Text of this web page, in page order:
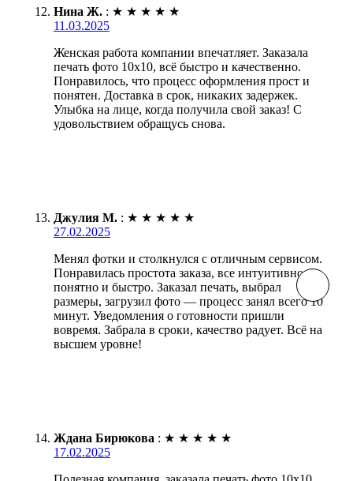
Нина Ж. : ★ ★ ★ ★ ★
11.03.2025
Женская работа компании впечатляет. Заказала
печать фото 10х10, всё быстро и качественно.
Понравилось, что процесс оформления прост и
понятен. Доставка в срок, никаких задержек.
Улыбка на лице, когда получила свой заказ! С
удовольствием обращусь снова.
Джулия М. : ★ ★ ★ ★ ★
27.02.2025
Менял фотки и столкнулся с отличным сервисом.
Понравилась простота заказа, все интуитивно
понятно и быстро. Заказал печать, выбрал
размеры, загрузил фото — процесс занял всего 10
минут. Уведомления о готовности пришли
вовремя. Забрала в сроки, качество радует. Всё на
высшем уровне!
Ждана Бирюкова : ★ ★ ★ ★ ★
17.02.2025